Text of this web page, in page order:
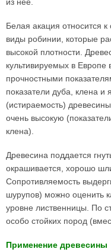
Белая акация относится
виды робинии, которые
высокой плотности.
культивируемых в
прочностными
показатели дуба, клена и
(истираемость)
очень высокую
клена).
Древесина поддается
окрашивается, хорошо
Сопротивляемость
шурупов) можно оценить
уровне лиственницы. По
особо стойких пород
Применение древесины